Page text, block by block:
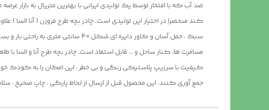
ضد آب که با افتخار توسط یک تولیدی ایرانی با بهترین متریال به بازار
کند منحصرا در اختیار این تولیدی است. چادر بچه طرح فروزن ( آنا السا
کیفیت با سرزیپ پلاستیکی رنگی و بی خطر ، این امکان را به کودک
جمع آوری کنند. این محصول قبل از ارسال از لحاظ پارگی ، چاپ صحیح ،